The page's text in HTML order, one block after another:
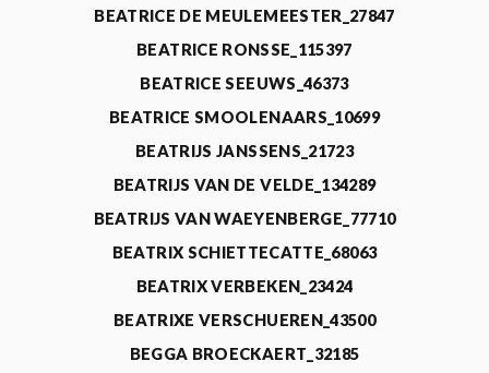
BEATRICE DE MEULEMEESTER_27847
BEATRICE RONSSE_115397
BEATRICE SEEUWS_46373
BEATRICE SMOOLENAARS_10699
BEATRIJS JANSSENS_21723
BEATRIJS VAN DE VELDE_134289
BEATRIJS VAN WAEYENBERGE_77710
BEATRIX SCHIETTECATTE_68063
BEATRIX VERBEKEN_23424
BEATRIXE VERSCHUEREN_43500
BEGGA BROECKAERT_32185